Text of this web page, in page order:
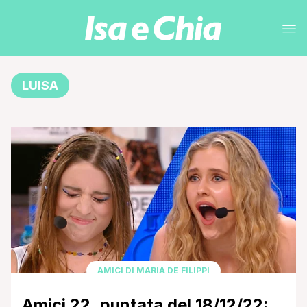
LUISA
AMICI DI MARIA DE FILIPPI